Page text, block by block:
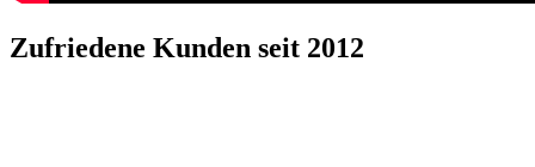
Zufriedene Kunden seit 2012